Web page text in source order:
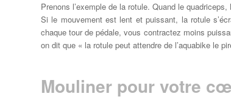
Prenons l’exemple de la rotule. Quand le
Si le mouvement est lent et puissant, la rotule
chaque tour de pédale, vous contractez moins
on dit que « la rotule peut attendre de l’aquabike le
Mouliner pour votre